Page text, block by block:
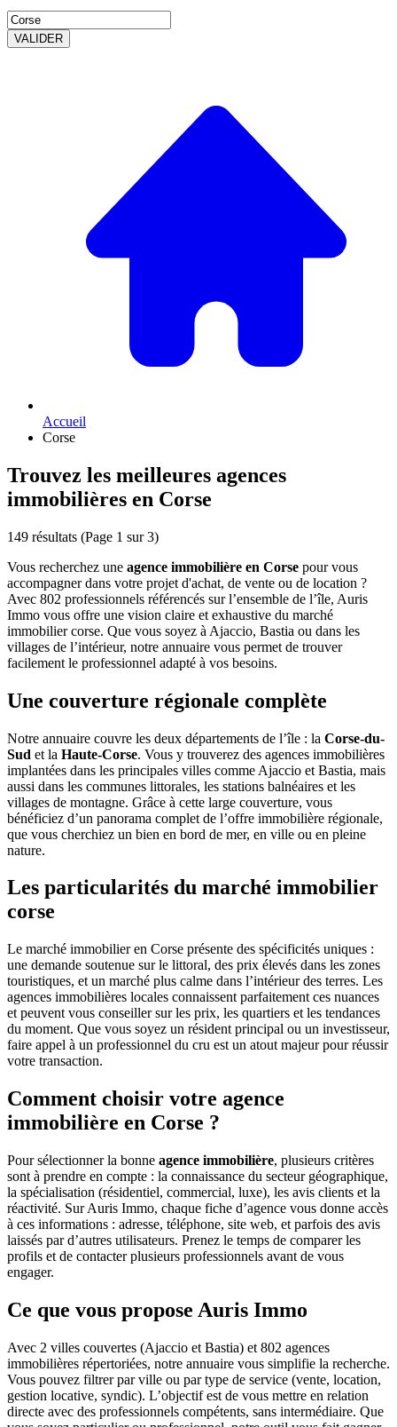
VALIDER
Accueil
Corse
Trouvez les meilleures agences
immobilières en Corse
149 résultats (Page 1 sur 3)
Vous recherchez une agence immobilière en Corse pour vous
accompagner dans votre projet d'achat, de vente ou de location ?
Avec 802 professionnels référencés sur l’ensemble de l’île, Auris
Immo vous offre une vision claire et exhaustive du marché
immobilier corse. Que vous soyez à Ajaccio, Bastia ou dans les
villages de l’intérieur, notre annuaire vous permet de trouver
facilement le professionnel adapté à vos besoins.
Une couverture régionale complète
Notre annuaire couvre les deux départements de l’île : la Corse-du-
Sud et la Haute-Corse. Vous y trouverez des agences immobilières
implantées dans les principales villes comme Ajaccio et Bastia, mais
aussi dans les communes littorales, les stations balnéaires et les
villages de montagne. Grâce à cette large couverture, vous
bénéficiez d’un panorama complet de l’offre immobilière régionale,
que vous cherchiez un bien en bord de mer, en ville ou en pleine
nature.
Les particularités du marché immobilier
corse
Le marché immobilier en Corse présente des spécificités uniques :
une demande soutenue sur le littoral, des prix élevés dans les zones
touristiques, et un marché plus calme dans l’intérieur des terres. Les
agences immobilières locales connaissent parfaitement ces nuances
et peuvent vous conseiller sur les prix, les quartiers et les tendances
du moment. Que vous soyez un résident principal ou un investisseur,
faire appel à un professionnel du cru est un atout majeur pour réussir
votre transaction.
Comment choisir votre agence
immobilière en Corse ?
Pour sélectionner la bonne agence immobilière, plusieurs critères
sont à prendre en compte : la connaissance du secteur géographique,
la spécialisation (résidentiel, commercial, luxe), les avis clients et la
réactivité. Sur Auris Immo, chaque fiche d’agence vous donne accès
à ces informations : adresse, téléphone, site web, et parfois des avis
laissés par d’autres utilisateurs. Prenez le temps de comparer les
profils et de contacter plusieurs professionnels avant de vous
engager.
Ce que vous propose Auris Immo
Avec 2 villes couvertes (Ajaccio et Bastia) et 802 agences
immobilières répertoriées, notre annuaire vous simplifie la recherche.
Vous pouvez filtrer par ville ou par type de service (vente, location,
gestion locative, syndic). L’objectif est de vous mettre en relation
directe avec des professionnels compétents, sans intermédiaire. Que